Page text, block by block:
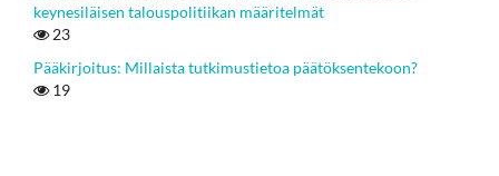
keynesiläisen talouspolitiikan määritelmät
23
Pääkirjoitus: Millaista tutkimustietoa päätöksentekoon?
19